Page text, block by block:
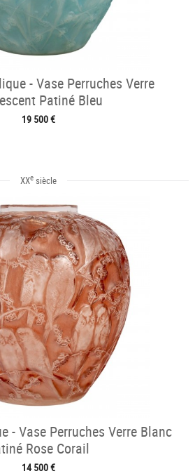
- Vase Perruches Verre
Patiné Bleu
19 500 €
XXesiècle
- Vase Perruches Verre Blanc
Rose Corail
14 500 €